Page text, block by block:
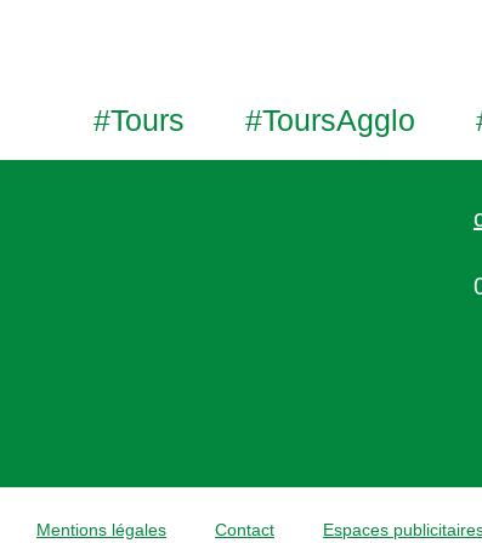
#Tours #ToursAgglo
Mentions légales Contact Espaces